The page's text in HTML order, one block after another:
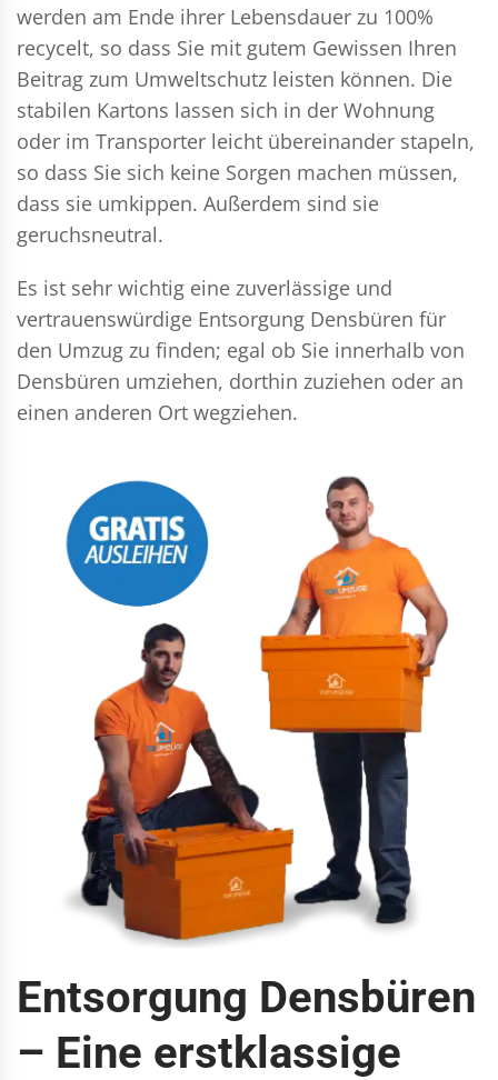
werden am Ende ihrer Lebensdauer zu 100%
recycelt, so dass Sie mit gutem Gewissen Ihren
Beitrag zum Umweltschutz leisten können. Die
stabilen Kartons lassen sich in der Wohnung
oder im Transporter leicht übereinander stapeln,
so dass Sie sich keine Sorgen machen müssen,
dass sie umkippen. Außerdem sind sie
geruchsneutral.
Es ist sehr wichtig eine zuverlässige und
vertrauenswürdige Entsorgung Densbüren für
den Umzug zu finden; egal ob Sie innerhalb von
Densbüren umziehen, dorthin zuziehen oder an
einen anderen Ort wegziehen.
Entsorgung Densbüren
– Eine erstklassige